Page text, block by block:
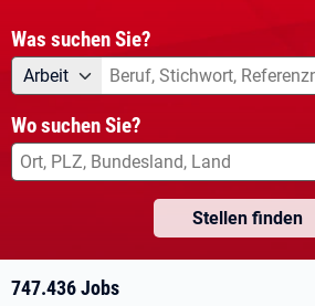
Was suchen Sie?
Angebotsart
Arbeit Was suchen Sie?
Wo suchen Sie?
Stellen finden
747.436 Jobs